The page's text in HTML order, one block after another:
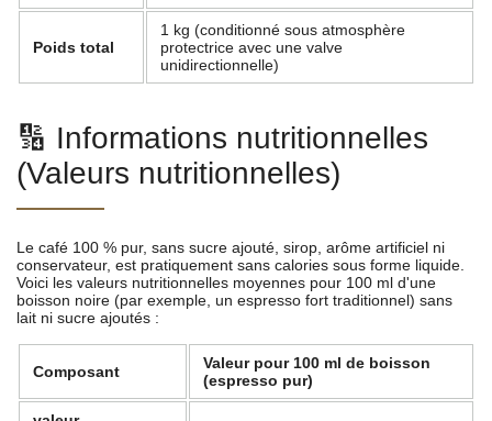
Poids total
1 kg (conditionné sous atmosphère
protectrice avec une valve
unidirectionnelle)
🔢 Informations nutritionnelles
(Valeurs nutritionnelles)
Le café 100 % pur, sans sucre ajouté, sirop, arôme artificiel ni
conservateur, est pratiquement sans calories sous forme liquide.
Voici les valeurs nutritionnelles moyennes pour 100 ml d'une
boisson noire (par exemple, un espresso fort traditionnel) sans
lait ni sucre ajoutés :
Composant
Valeur pour 100 ml de boisson
(espresso pur)